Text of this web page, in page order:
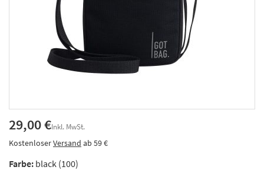
29,00 €Inkl. MwSt.
KostenloserVersand ab 59 €
Farbe: black (100)